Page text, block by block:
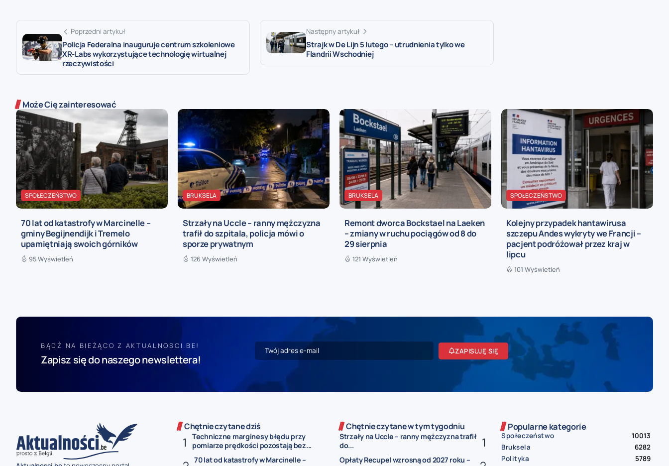
Poprzedni artykuł
Policja Federalna inauguruje centrum szkoleniowe
XR-Labs wykorzystujące technologię wirtualnej
rzeczywistości
Następny artykuł
Strajk w De Lijn 5 lutego – utrudnienia tylko we
Flandrii Wschodniej
Może Cię zainteresować
SPOŁECZEŃSTWO
70 lat od katastrofy w Marcinelle –
gminy Begijnendijk i Tremelo
upamiętniają swoich górników
95 Wyświetleń
BRUKSELA
Strzały na Uccle – ranny mężczyzna
trafił do szpitala, policja mówi o
sporze prywatnym
126 Wyświetleń
BRUKSELA
Remont dworca Bockstael na Laeken
– zmiany w ruchu pociągów od 8 do
29 sierpnia
121 Wyświetleń
SPOŁECZEŃSTWO
Kolejny przypadek hantawirusa
szczepu Andes wykryty we Francji –
pacjent podróżował przez kraj w
lipcu
101 Wyświetleń
BĄDŹ NA BIEŻĄCO Z AKTUALNOSCI.BE!
Zapisz się do naszego newslettera!
ZAPISUJĘ SIĘ
Chętnie czytane dziś
Techniczne marginesy błędu przy
pomiarze prędkości pozostają bez...
70 lat od katastrofy w Marcinelle –
Chętnie czytane w tym tygodniu
Strzały na Uccle – ranny mężczyzna trafił
do...
Opłaty Recupel wzrosną od 2027 roku –
Popularne kategorie
Społeczeństwo
10013
Bruksela
6282
Polityka
5789